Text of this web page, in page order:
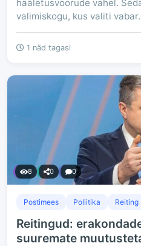
hääletusvoorude vahel.
valimiskogu, kus valiti
1 näd tagasi
8 0 0
Postimees Poliitika Reiting
Reitingud:
suuremate